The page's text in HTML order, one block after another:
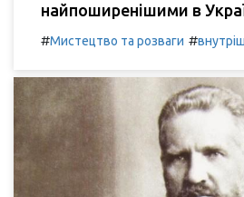
найпоширенішими в
#Мистецтво та розваги #